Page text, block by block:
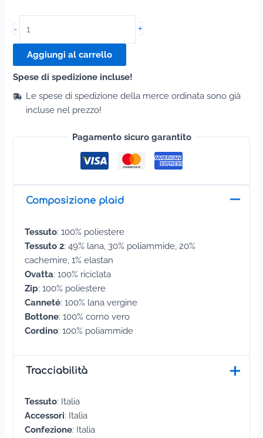
-
Courmayer
quantità
+
Aggiungi al carrello
Spese di spedizione incluse!
Le spese di spedizione della merce ordinata sono già
incluse nel prezzo!
Pagamento sicuro garantito
Composizione plaid
Tessuto: 100% poliestere
Tessuto 2: 49% lana, 30% poliammide, 20%
cachemire, 1% elastan
Ovatta: 100% riciclata
Zip: 100% poliestere
Canneté: 100% lana vergine
Bottone: 100% corno vero
Cordino: 100% poliammide
Tracciabilità
Tessuto: Italia
Accessori: Italia
Confezione: Italia